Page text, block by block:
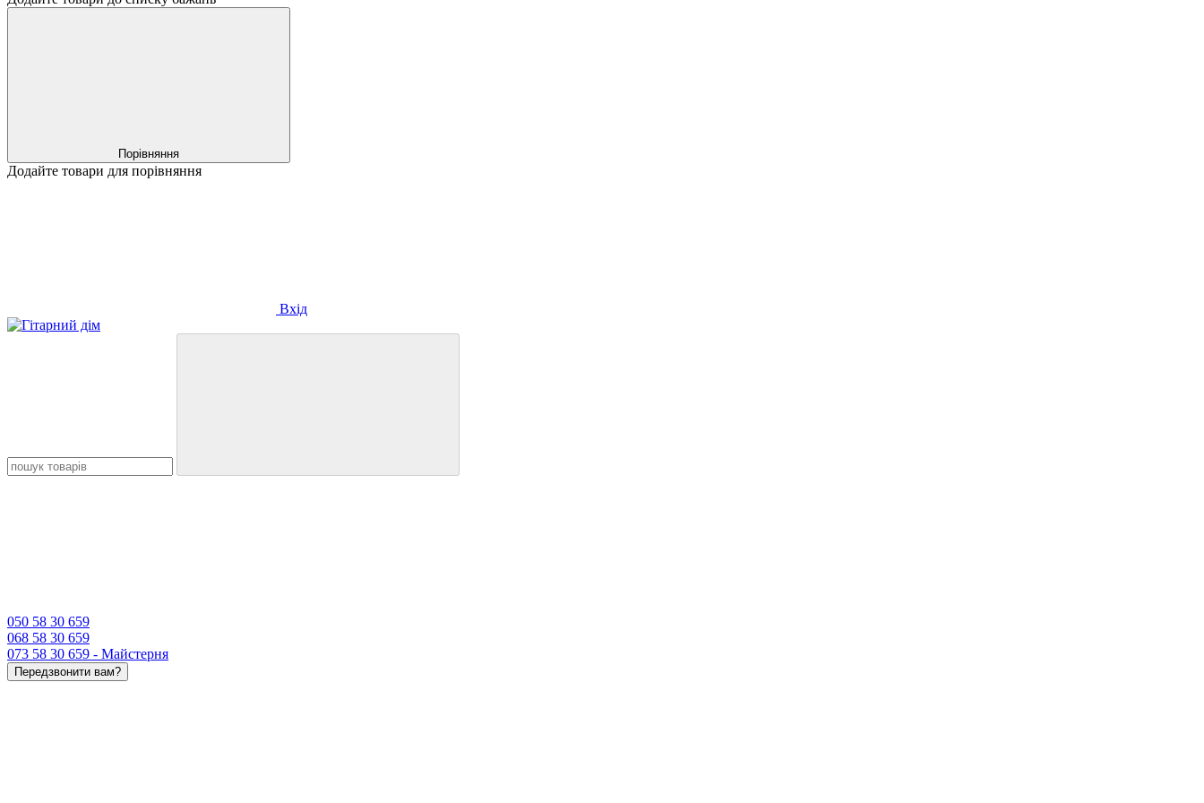
Порівняння
Додайте товари для порівняння
Вхід
050 58 30 659
068 58 30 659
073 58 30 659 - Майстерня
Передзвонити вам?